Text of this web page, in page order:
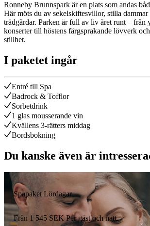
Ronneby Brunnspark är en plats som andas
Här möts du av sekelskiftesvillor, stilla dammar
trädgårdar. Parken är full av liv året runt – från
konserter till höstens färgsprakande lövverk
stillhet.
I paketet ingår
Entré till Spa
Badrock & Tofflor
Sorbetdrink
1 glas mousserande vin
Kvällens 3-rätters middag
Bordsbokning
Du kanske även är
Spapaket Lördagar
Från 1 545 SEK Per gäst och natt